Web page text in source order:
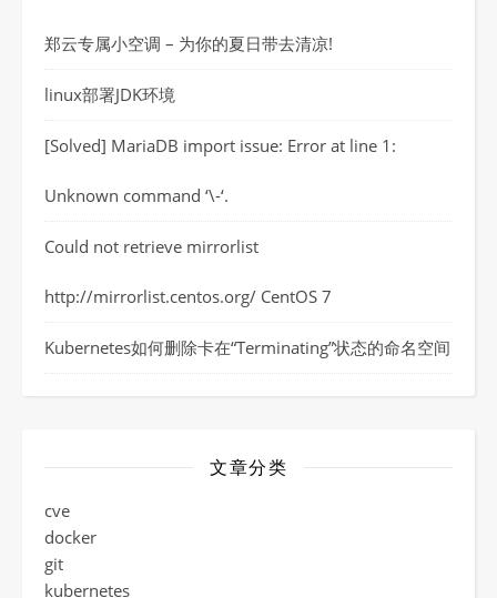
郑云专属小空调 – 为你的夏日带去清凉!
linux部署JDK环境
[Solved] MariaDB import issue: Error at line 1:
Unknown command ‘\-‘.
Could not retrieve mirrorlist
http://mirrorlist.centos.org/ CentOS 7
Kubernetes如何删除卡在“Terminating”状态的命名空间
文章分类
cve
docker
git
kubernetes